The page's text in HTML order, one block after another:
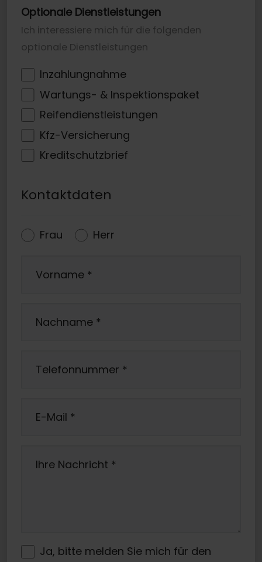
Optionale Dienstleistungen
Ich interessiere mich für die folgenden
optionale Dienstleistungen
Inzahlungnahme
Wartungs- & Inspektionspaket
Reifendienstleistungen
Kfz-Versicherung
Kreditschutzbrief
Kontaktdaten
Frau Herr
Vorname *
Nachname *
Telefonnummer *
E-Mail *
Ihre Nachricht *
Ja, bitte melden Sie mich für den